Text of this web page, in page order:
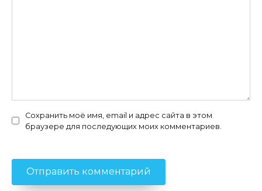
Сохранить моё имя, email и адрес сайта в этом
браузере для последующих моих комментариев.